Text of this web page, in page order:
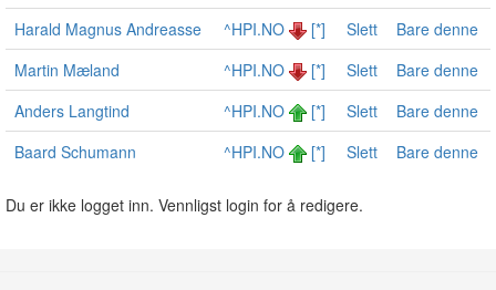
Harald Magnus Andreasse
^HPI.NO [*] Slett
Bare denne
Martin Mæland
^HPI.NO [*] Slett
Bare denne
Anders Langtind
^HPI.NO [*] Slett
Bare denne
Baard Schumann
^HPI.NO [*] Slett Bare denne
Du er ikke logget inn. Vennligst login for å redigere.